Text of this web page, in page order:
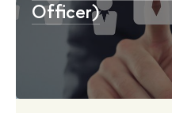
Officer)